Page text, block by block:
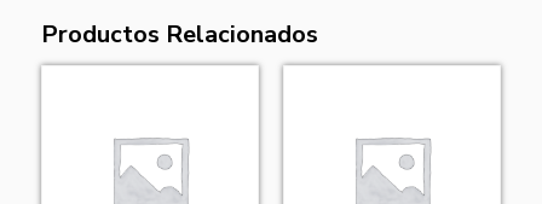
Productos Relacionados